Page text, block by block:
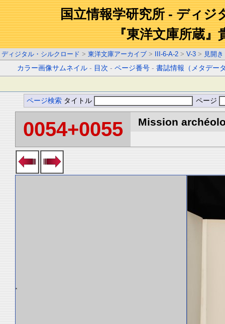
国立情報学研究所 - ディジ
『東洋文庫所蔵』
ディジタル・シルクロード > 東洋文庫アーカイブ > III-6-A-2 > V-3 > 見開き
カラー画像サムネイル - 目次 -ページ番号 -書誌情報（メタデー
ページ検索 タイトル ページ
0054+0055 Mission